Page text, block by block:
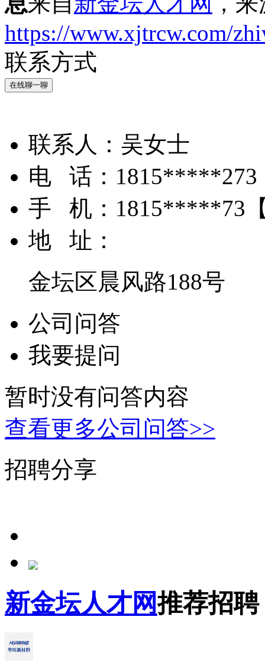
https://www.xjtrcw.com/
联系方式
在线聊一聊
联系人： 吴女士
电 话： 1815*****273
手 机： 1815*****73
地 址：
金坛区晨风路188号
公司问答
我要提问
暂时没有问答内容
查看更多公司问答>>
招聘分享
新金坛人才网推荐招聘